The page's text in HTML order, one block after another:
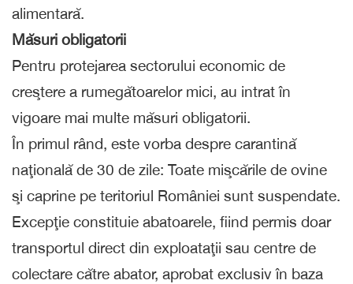
alimentară.
Măsuri obligatorii
Pentru protejarea sectorului economic de
creştere a rumegătoarelor mici, au intrat în
vigoare mai multe măsuri obligatorii.
În primul rând, este vorba despre carantină
naţională de 30 de zile: Toate mişcările de ovine
şi caprine pe teritoriul României sunt suspendate.
Excepţie constituie abatoarele, fiind permis doar
transportul direct din exploataţii sau centre de
colectare către abator, aprobat exclusiv în baza